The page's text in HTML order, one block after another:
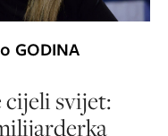
GODINA
cijeli svijet: